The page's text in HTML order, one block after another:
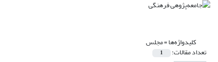
کلیدواژه‌ها =مجلس
تعداد مقالات: 1